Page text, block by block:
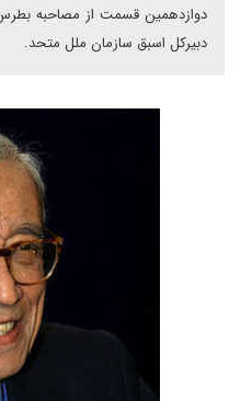
دوازدهمين قسمت از مصاحبه
دبيرکل اسبق سازمان ملل متحد.